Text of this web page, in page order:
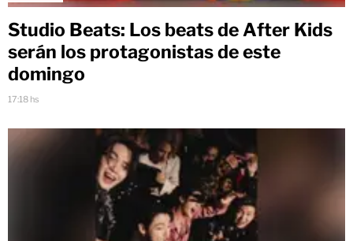
Studio Beats: Los beats de After Kids
serán los protagonistas de este
domingo
17:18 hs